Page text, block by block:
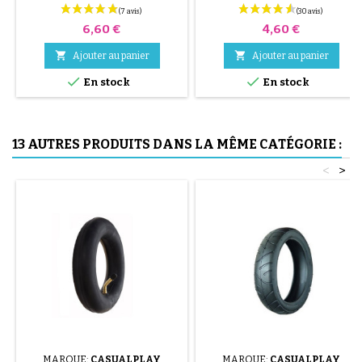
Prix
6,60 €
 Ajouter au panier
 En stock
de haute qualité, couleur
aléatoire, noir, rouge, vert,
jaune et bleu ou 3 pièces en
acier ( gris ) Le montage du
uniquement à la main, cela évite
de percer la chambre à air.
Prix
4,60 €
 Ajouter au panier
 En stock
13 AUTRES PRODUITS DANS LA MÊME CATÉGORIE :
>
<
MARQUE: CASUALPLAY MARQUE: CASUALPLAY